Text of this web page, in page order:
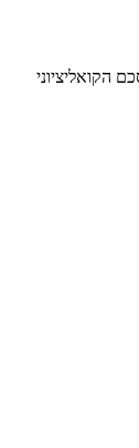
הקואליציוני